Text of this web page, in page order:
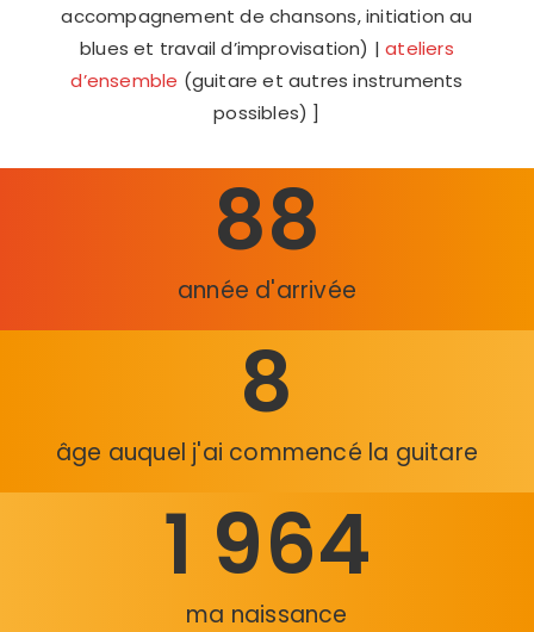
accompagnement de chansons, initiation au
blues et travail d’improvisation) |ateliers
d’ensemble (guitare et autres instruments
possibles) ]
année d'arrivée
88
âge auquel j'ai commencé la guitare
8
ma naissance
1 964